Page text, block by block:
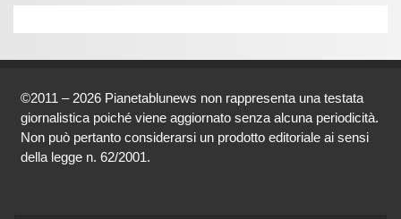
©2011 – 2026 Pianetablunews non rappresenta una testata
giornalistica poiché viene aggiornato senza alcuna periodicità.
Non può pertanto considerarsi un prodotto editoriale ai sensi
della legge n. 62/2001.